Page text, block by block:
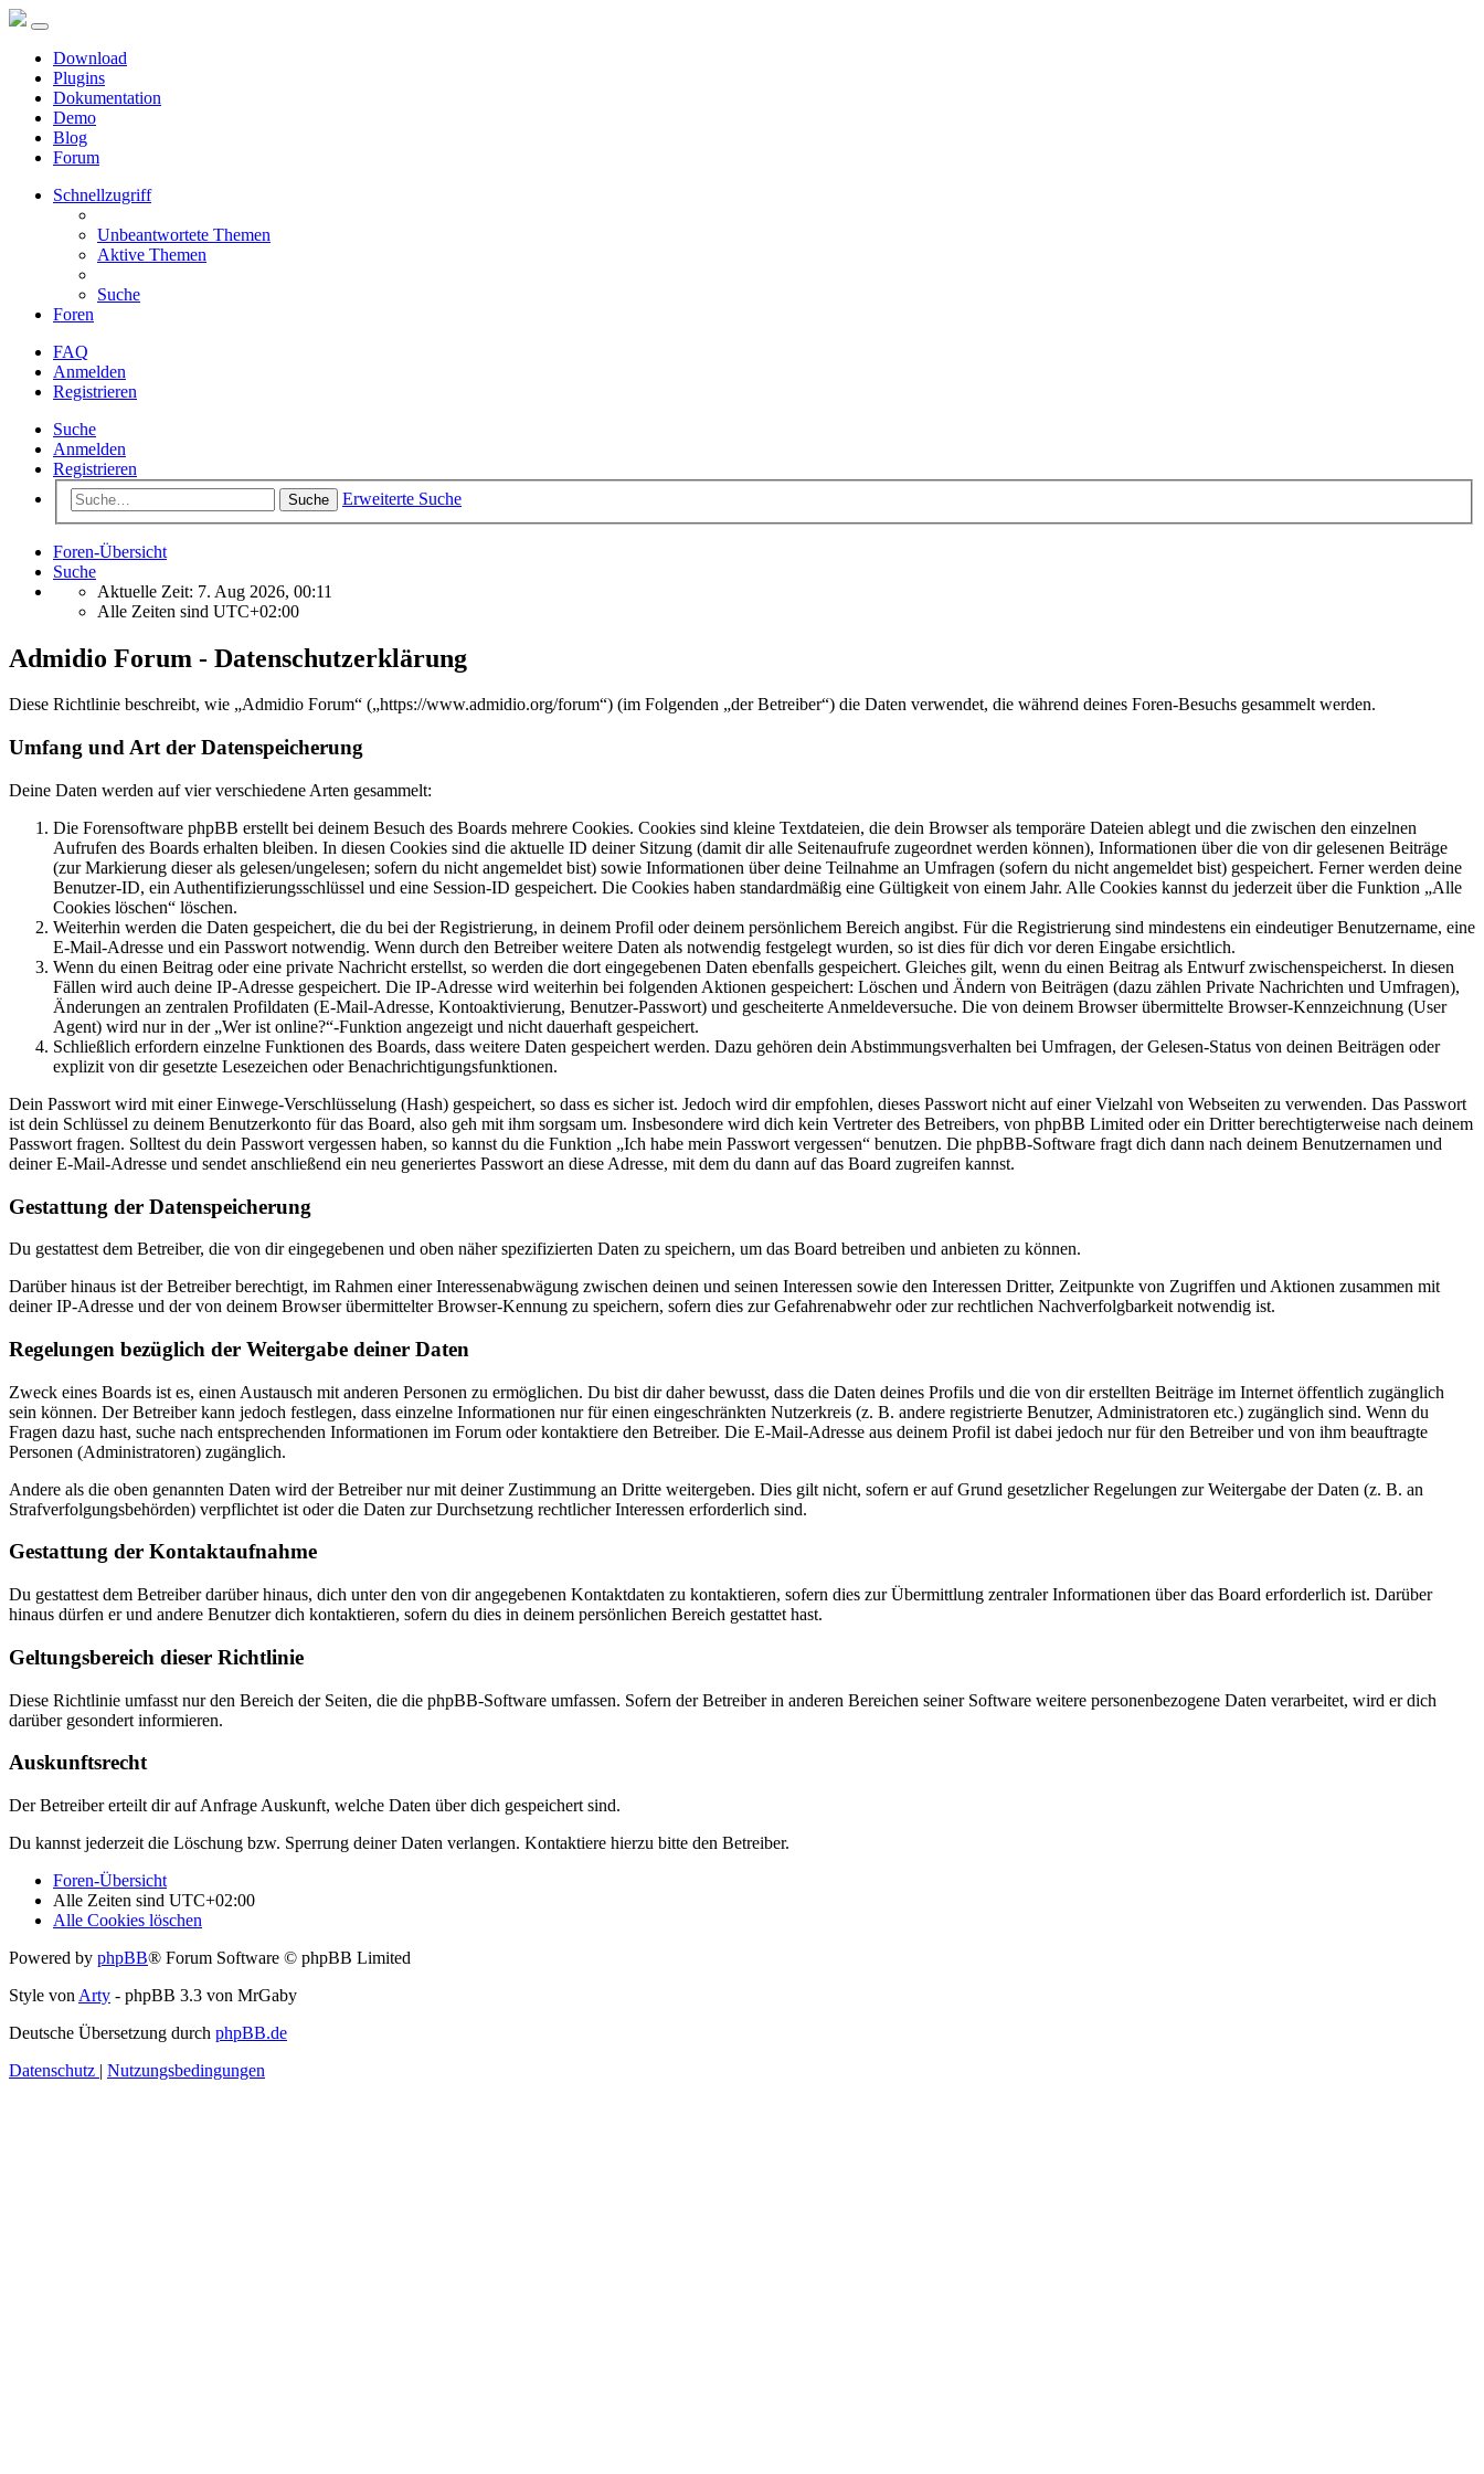
Download
Plugins
Dokumentation
Demo
Blog
Forum
Schnellzugriff
Unbeantwortete Themen
Aktive Themen
Suche
Foren
FAQ
Anmelden
Registrieren
Suche
Anmelden
Registrieren
Suche Erweiterte Suche
Foren-Übersicht
Suche
Aktuelle Zeit: 7. Aug 2026, 00:11
Alle Zeiten sind UTC+02:00
Admidio Forum - Datenschutzerklärung
Diese Richtlinie beschreibt, wie „Admidio Forum“ („https://www.admidio.org/forum“) (im Folgenden „der Betreiber“) die Daten verwendet, die während deines Foren-Besuchs gesammelt werden.
Umfang und Art der Datenspeicherung
Deine Daten werden auf vier verschiedene Arten gesammelt:
Die Forensoftware phpBB erstellt bei deinem Besuch des Boards mehrere Cookies. Cookies sind kleine Textdateien, die dein Browser als temporäre Dateien ablegt und die zwischen den einzelnen
Aufrufen des Boards erhalten bleiben. In diesen Cookies sind die aktuelle ID deiner Sitzung (damit dir alle Seitenaufrufe zugeordnet werden können), Informationen über die von dir gelesenen Beiträge
(zur Markierung dieser als gelesen/ungelesen; sofern du nicht angemeldet bist) sowie Informationen über deine Teilnahme an Umfragen (sofern du nicht angemeldet bist) gespeichert. Ferner werden deine
Benutzer-ID, ein Authentifizierungsschlüssel und eine Session-ID gespeichert. Die Cookies haben standardmäßig eine Gültigkeit von einem Jahr. Alle Cookies kannst du jederzeit über die Funktion „Alle
Cookies löschen“ löschen.
Weiterhin werden die Daten gespeichert, die du bei der Registrierung, in deinem Profil oder deinem persönlichem Bereich angibst. Für die Registrierung sind mindestens ein eindeutiger Benutzername, eine
E-Mail-Adresse und ein Passwort notwendig. Wenn durch den Betreiber weitere Daten als notwendig festgelegt wurden, so ist dies für dich vor deren Eingabe ersichtlich.
Wenn du einen Beitrag oder eine private Nachricht erstellst, so werden die dort eingegebenen Daten ebenfalls gespeichert. Gleiches gilt, wenn du einen Beitrag als Entwurf zwischenspeicherst. In diesen
Fällen wird auch deine IP-Adresse gespeichert. Die IP-Adresse wird weiterhin bei folgenden Aktionen gespeichert: Löschen und Ändern von Beiträgen (dazu zählen Private Nachrichten und Umfragen),
Änderungen an zentralen Profildaten (E-Mail-Adresse, Kontoaktivierung, Benutzer-Passwort) und gescheiterte Anmeldeversuche. Die von deinem Browser übermittelte Browser-Kennzeichnung (User
Agent) wird nur in der „Wer ist online?“-Funktion angezeigt und nicht dauerhaft gespeichert.
Schließlich erfordern einzelne Funktionen des Boards, dass weitere Daten gespeichert werden. Dazu gehören dein Abstimmungsverhalten bei Umfragen, der Gelesen-Status von deinen Beiträgen oder
explizit von dir gesetzte Lesezeichen oder Benachrichtigungsfunktionen.
Dein Passwort wird mit einer Einwege-Verschlüsselung (Hash) gespeichert, so dass es sicher ist. Jedoch wird dir empfohlen, dieses Passwort nicht auf einer Vielzahl von Webseiten zu verwenden. Das Passwort
ist dein Schlüssel zu deinem Benutzerkonto für das Board, also geh mit ihm sorgsam um. Insbesondere wird dich kein Vertreter des Betreibers, von phpBB Limited oder ein Dritter berechtigterweise nach deinem
Passwort fragen. Solltest du dein Passwort vergessen haben, so kannst du die Funktion „Ich habe mein Passwort vergessen“ benutzen. Die phpBB-Software fragt dich dann nach deinem Benutzernamen und
deiner E-Mail-Adresse und sendet anschließend ein neu generiertes Passwort an diese Adresse, mit dem du dann auf das Board zugreifen kannst.
Gestattung der Datenspeicherung
Du gestattest dem Betreiber, die von dir eingegebenen und oben näher spezifizierten Daten zu speichern, um das Board betreiben und anbieten zu können.
Darüber hinaus ist der Betreiber berechtigt, im Rahmen einer Interessenabwägung zwischen deinen und seinen Interessen sowie den Interessen Dritter, Zeitpunkte von Zugriffen und Aktionen zusammen mit
deiner IP-Adresse und der von deinem Browser übermittelter Browser-Kennung zu speichern, sofern dies zur Gefahrenabwehr oder zur rechtlichen Nachverfolgbarkeit notwendig ist.
Regelungen bezüglich der Weitergabe deiner Daten
Zweck eines Boards ist es, einen Austausch mit anderen Personen zu ermöglichen. Du bist dir daher bewusst, dass die Daten deines Profils und die von dir erstellten Beiträge im Internet öffentlich zugänglich
sein können. Der Betreiber kann jedoch festlegen, dass einzelne Informationen nur für einen eingeschränkten Nutzerkreis (z. B. andere registrierte Benutzer, Administratoren etc.) zugänglich sind. Wenn du
Fragen dazu hast, suche nach entsprechenden Informationen im Forum oder kontaktiere den Betreiber. Die E-Mail-Adresse aus deinem Profil ist dabei jedoch nur für den Betreiber und von ihm beauftragte
Personen (Administratoren) zugänglich.
Andere als die oben genannten Daten wird der Betreiber nur mit deiner Zustimmung an Dritte weitergeben. Dies gilt nicht, sofern er auf Grund gesetzlicher Regelungen zur Weitergabe der Daten (z. B. an
Strafverfolgungsbehörden) verpflichtet ist oder die Daten zur Durchsetzung rechtlicher Interessen erforderlich sind.
Gestattung der Kontaktaufnahme
Du gestattest dem Betreiber darüber hinaus, dich unter den von dir angegebenen Kontaktdaten zu kontaktieren, sofern dies zur Übermittlung zentraler Informationen über das Board erforderlich ist. Darüber
hinaus dürfen er und andere Benutzer dich kontaktieren, sofern du dies in deinem persönlichen Bereich gestattet hast.
Geltungsbereich dieser Richtlinie
Diese Richtlinie umfasst nur den Bereich der Seiten, die die phpBB-Software umfassen. Sofern der Betreiber in anderen Bereichen seiner Software weitere personenbezogene Daten verarbeitet, wird er dich
darüber gesondert informieren.
Auskunftsrecht
Der Betreiber erteilt dir auf Anfrage Auskunft, welche Daten über dich gespeichert sind.
Du kannst jederzeit die Löschung bzw. Sperrung deiner Daten verlangen. Kontaktiere hierzu bitte den Betreiber.
Foren-Übersicht
Alle Zeiten sind UTC+02:00
Alle Cookies löschen
Powered by phpBB® Forum Software © phpBB Limited
Style von Arty - phpBB 3.3 von MrGaby
Deutsche Übersetzung durch phpBB.de
Datenschutz | Nutzungsbedingungen